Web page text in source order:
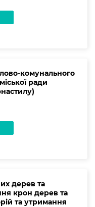
комунального
ради
дерев та
крон дерев та
та утримання